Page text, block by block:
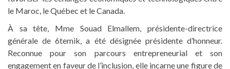
le Maroc, le Québec et le Canada.
À sa tête, Mme Souad Elmallem, présidente-directrice
générale de 6temik, a été désignée présidente d’honneur.
Reconnue pour son parcours entrepreneurial et son
engagement en faveur de l’inclusion, elle incarne une figure de